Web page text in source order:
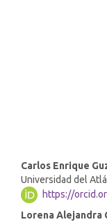
Main
Article
Content
Carlos Enrique
Universidad del
https://
Lorena Alejandra